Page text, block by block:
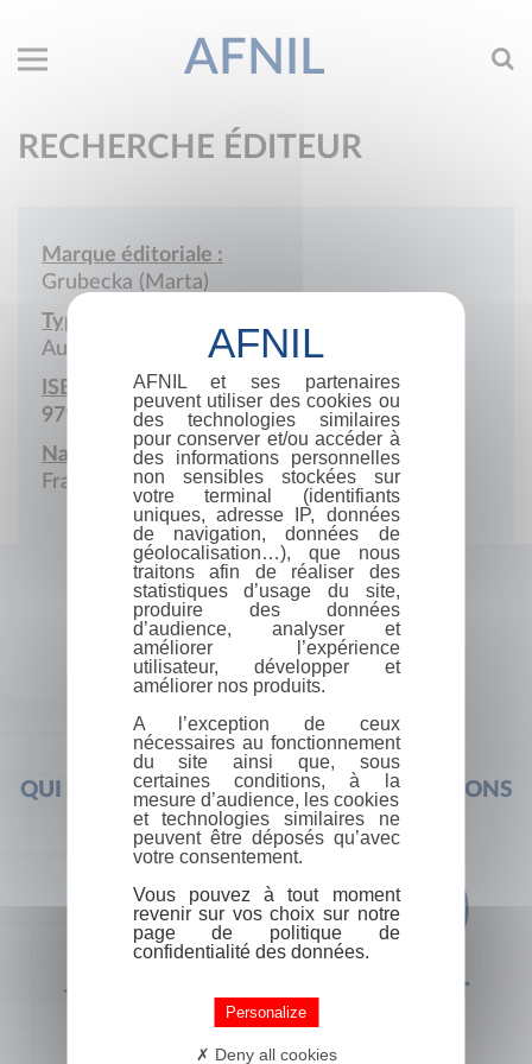
AFNIL
RECHERCHE ÉDITEUR
Marque éditoriale :
Grubecka (Marta)
Type de société :
Auto-édition
ISBN :
979-10-415-5699-1
Nationalité :
France
QUI SOMMES-NOUS ? FOIRE AUX QUESTIONS
+33 (0) 1 44 41 29 19 CONTACT
AFNIL et ses partenaires
peuvent utiliser des cookies ou
des technologies similaires
pour conserver et/ou accéder à
des informations personnelles
non sensibles stockées sur
votre terminal (identifiants
uniques, adresse IP, données
de navigation, données de
géolocalisation…), que nous
traitons afin de réaliser des
statistiques d’usage du site,
produire des données
d’audience, analyser et
améliorer l’expérience
utilisateur, développer et
améliorer nos produits.
A l’exception de ceux
nécessaires au fonctionnement
du site ainsi que, sous
certaines conditions, à la
mesure d’audience, les cookies
et technologies similaires ne
peuvent être déposés qu’avec
votre consentement.
Vous pouvez à tout moment
revenir sur vos choix sur notre
page de politique de
confidentialité des données.
Personalize
Deny all cookies